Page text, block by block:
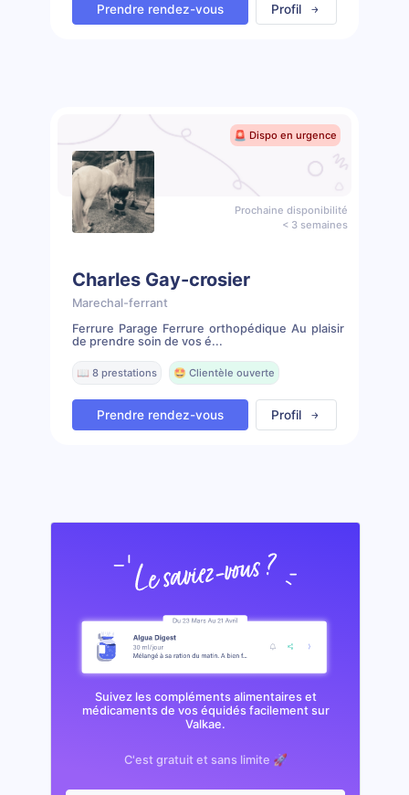
Prendre rendez-vous Profil
🚨 Dispo en urgence
Prochaine disponibilité
< 3 semaines
Charles Gay-crosier
Marechal-ferrant
Ferrure Parage Ferrure orthopédique Au plaisir
de prendre soin de vos é...
📖 8 prestations 🤩 Clientèle ouverte
Prendre rendez-vous Profil
Suivez les compléments alimentaires et
médicaments de vos équidés facilement sur
Valkae.
C'est gratuit et sans limite 🚀